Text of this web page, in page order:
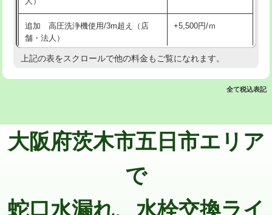
排水管工事（追加 排水管工事/3ｍ超
え）
マス交換（土の掘削・埋め戻し作業） 11,000円~
マス交換（深さ50㎝以上） 66,000円
コンクリート斫り（厚さ10㎝超え）
モルタル補修（厚さ10㎝まで） 27,500円
追加 高圧洗浄機使用/3m超え（店
舗・法人）
+5,500円/ｍ
高度高圧洗浄換 現地調査
追加トーラー機使用/3m超え +3,300円
止水・漏水調査・防水処理・清掃・修
11,000円
上記の表をスクロールで他の料金もご覧になれます。
全て税込表記
大阪府茨木市五日市エリア
で
蛇口水漏れ、水栓交換ライ